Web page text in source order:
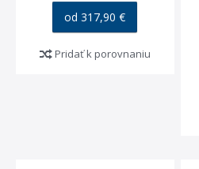
stredná
tvrdá (4)
od 317,90 €
Pridať k porovnaniu